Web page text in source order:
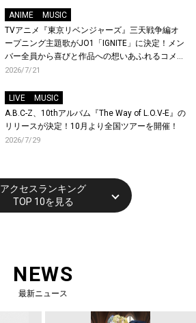
ANIME
MUSIC
TVアニメ『東京リベンジャーズ』三天戦争編オ
ープニング主題歌がJO1「IGNITE」に決定！メン
バー全員から喜びと作品への想いあふれるコメン
トが到着！9月に東京・大阪で先行上映会を開
2026/7/21
LIVE
MUSIC
A.B.C-Z、10thアルバム『The Way of L.O.V-E』の
リリースが決定！10月より全国ツアーを開催！
2026/7/29
アクセスランキング
TOP 10を見る
NEWS
最新ニュース